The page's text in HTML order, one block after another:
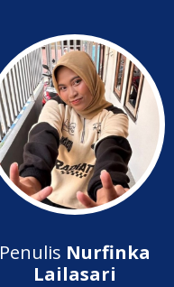
Penulis Nurfinka
Lailasari